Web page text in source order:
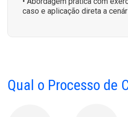
caso e aplicação direta a
Qual o Processo de